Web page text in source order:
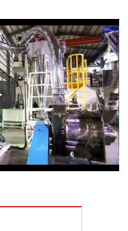
Getreide, Bohnen, Zucker,